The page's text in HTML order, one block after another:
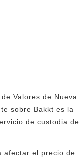
Valores de Nueva
sobre Bakkt es la
de custodia de
afectar el precio de